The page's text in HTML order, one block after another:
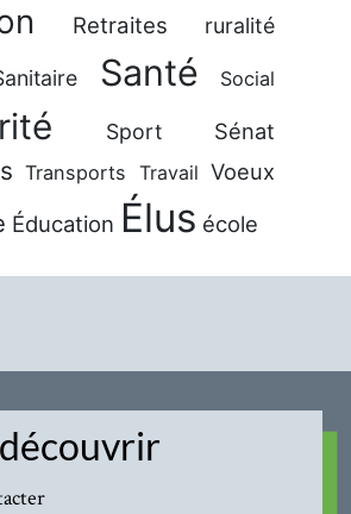
Retraites ruralité
Santé Social
Sport Sénat
Transports Travail Voeux
Éducation Élus école